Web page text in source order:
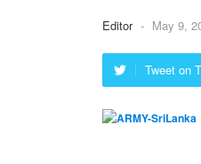
Editor - May 9,
Tweet on